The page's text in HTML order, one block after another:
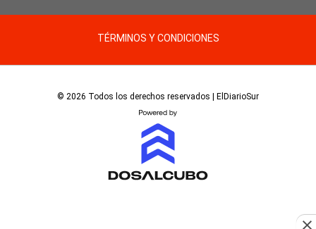
TÉRMINOS Y CONDICIONES
© 2026 Todos los derechos reservados | ElDiarioSur